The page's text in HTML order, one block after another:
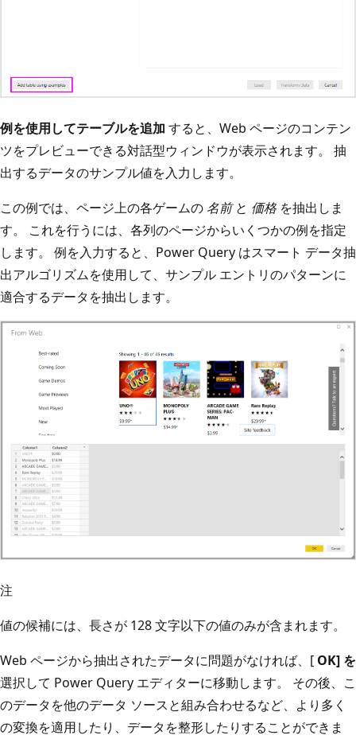
例を使用してテーブルを追加 すると、Web ページのコンテン
ツをプレビューできる対話型ウィンドウが表示されます。 抽
出するデータのサンプル値を入力します。
この例では、ページ上の各ゲームの 名前と 価格を抽出しま
す。 これを行うには、各列のページからいくつかの例を指定
します。 例を入力すると、Power Query はスマート データ抽
出アルゴリズムを使用して、サンプル エントリのパターンに
適合するデータを抽出します。
注
値の候補には、長さが 128 文字以下の値のみが含まれます。
Web ページから抽出されたデータに問題がなければ、[ OK] を
選択して Power Query エディターに移動します。 その後、こ
のデータを他のデータ ソースと組み合わせるなど、より多く
の変換を適用したり、データを整形したりすることができま